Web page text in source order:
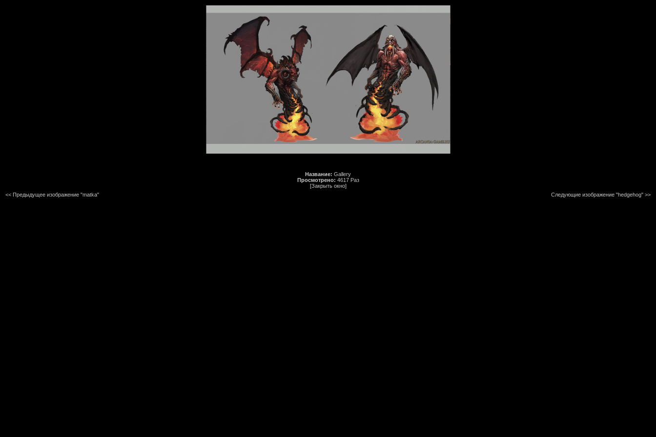
Название: Gallery
Просмотрено: 4617 Раз
[Закрыть окно]
<< Предыдущее изображение "matka"
Следующие изображение "hedgehog" >>